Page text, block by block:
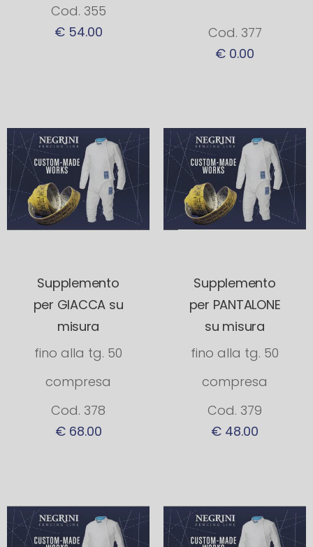
Cod. 355
€ 54.00
Cod. 377
€ 0.00
Supplemento
per GIACCA su
misura
fino alla tg. 50
compresa
Cod. 378
€ 68.00
Supplemento
per PANTALONE
su misura
fino alla tg. 50
compresa
Cod. 379
€ 48.00